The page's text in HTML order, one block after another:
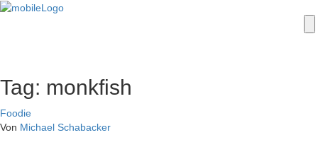
Tag: monkfish
Foodie
Von Michael Schabacker